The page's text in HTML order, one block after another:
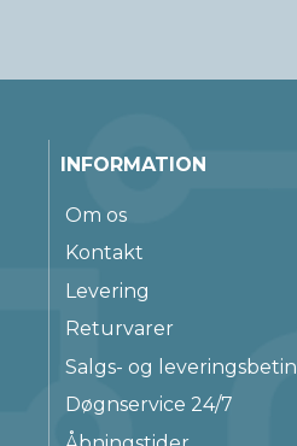
INFORMATION
Om os
Kontakt
Levering
Returvarer
Salgs- og
Døgnservice 24/7